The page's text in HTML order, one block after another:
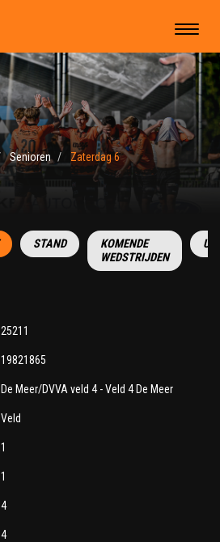
Senioren Zaterdag 6
STAND
KOMENDE
WEDSTRIJDEN
25211
19821865
De Meer/DVVA veld 4 - Veld 4 De Meer
Veld
1
1
4
4